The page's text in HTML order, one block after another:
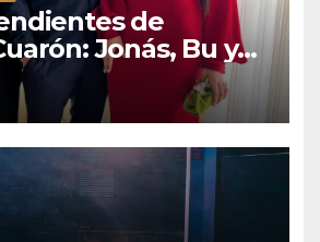
de
Jonás, Bu y